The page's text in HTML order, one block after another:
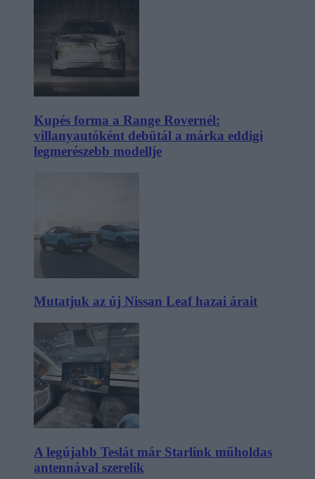
Kupés forma a Range Rovernél:
villanyautóként debütál a márka eddigi
legmerészebb modellje
Mutatjuk az új Nissan Leaf hazai árait
A legújabb Teslát már Starlink műholdas
antennával szerelik